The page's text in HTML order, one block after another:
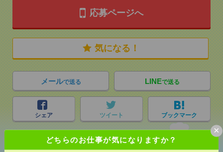
どちらのお仕事が気になりますか？
×
応募ページへ
気になる！
メールで送る LINEで送る
シェア ツイート ブックマーク